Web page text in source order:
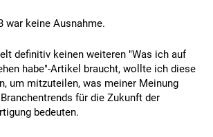
war keine Ausnahme.
definitiv keinen weiteren "Was ich auf
habe"-Artikel braucht, wollte ich diese
um mitzuteilen, was meiner Meinung
für die Zukunft der
bedeuten.